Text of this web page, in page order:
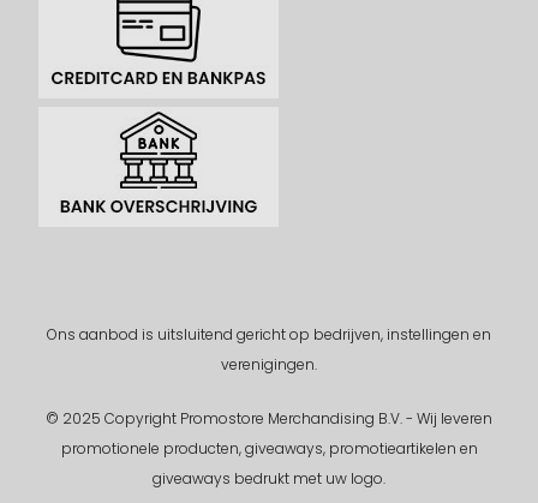
Ons aanbod is uitsluitend gericht op bedrijven, instellingen en
verenigingen.
© 2025 Copyright Promostore Merchandising B.V. - Wij leveren
promotionele producten, giveaways, promotieartikelen en
giveaways bedrukt met uw logo.